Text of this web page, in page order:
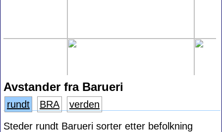
Avstander fra Barueri
rundt BRA
verden
Steder rundt Barueri sorter etter befolkning